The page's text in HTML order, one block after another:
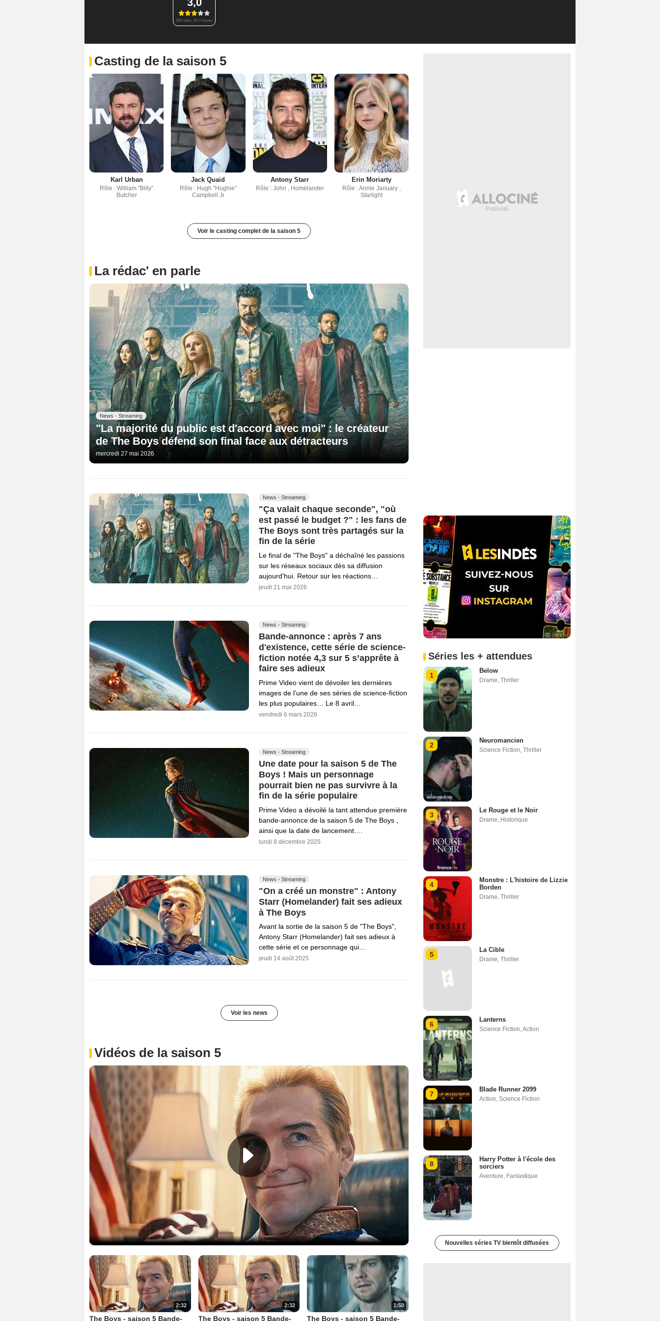
280 notes, 34 critiques
Casting de la saison 5
Karl Urban
Rôle : William "Billy"
Butcher
Jack Quaid
Rôle : Hugh "Hughie"
Campbell Jr
Antony Starr
Rôle : John , Homelander
Erin Moriarty
Rôle : Annie January ,
Starlight
Voir le casting complet de la saison 5
La rédac' en parle
News - Streaming
"La majorité du public est d'accord avec moi" : le créateur
de The Boys défend son final face aux détracteurs
mercredi 27 mai 2026
News - Streaming
"Ça valait chaque seconde", "où
est passé le budget ?" : les fans de
The Boys sont très partagés sur la
fin de la série
Le final de "The Boys" a déchaîné les passions
sur les réseaux sociaux dès sa diffusion
aujourd'hui. Retour sur les réactions…
jeudi 21 mai 2026
News - Streaming
Bande-annonce : après 7 ans
d'existence, cette série de science-
fiction notée 4,3 sur 5 s’apprête à
faire ses adieux
Prime Video vient de dévoiler les dernières
images de l’une de ses séries de science-fiction
les plus populaires… Le 8 avril…
vendredi 6 mars 2026
News - Streaming
Une date pour la saison 5 de The
Boys ! Mais un personnage
pourrait bien ne pas survivre à la
fin de la série populaire
Prime Video a dévoilé la tant attendue première
bande-annonce de la saison 5 de The Boys ,
ainsi que la date de lancement.…
lundi 8 décembre 2025
News - Streaming
"On a créé un monstre" : Antony
Starr (Homelander) fait ses adieux
à The Boys
Avant la sortie de la saison 5 de "The Boys",
Antony Starr (Homelander) fait ses adieux à
cette série et ce personnage qui…
jeudi 14 août 2025
Voir les news
Vidéos de la saison 5
2:32
The Boys - saison 5 Bande-
2:32
The Boys - saison 5 Bande-
1:50
The Boys - saison 5 Bande-
Séries les + attendues
1
Below
Drame Thriller
2
Neuromancien
Science Fiction Thriller
3
Le Rouge et le Noir
Drame Historique
4
Monstre : L'histoire de Lizzie
Borden
Drame Thriller
5
La Cible
Drame Thriller
6
Lanterns
Science Fiction Action
7
Blade Runner 2099
Action Science Fiction
8
Harry Potter à l'école des
sorciers
Aventure Fantastique
Nouvelles séries TV bientôt diffusées